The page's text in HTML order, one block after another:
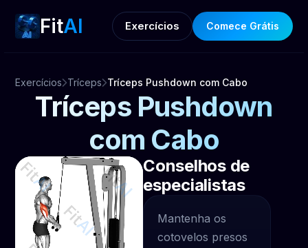
FitAI Exercícios Comece Grátis
Exercícios Tríceps Tríceps Pushdown com Cabo
Tríceps Pushdown
com Cabo
Conselhos de
especialistas
Mantenha os
cotovelos presos